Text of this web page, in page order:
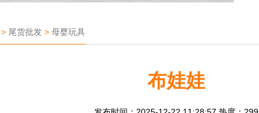
尾货批发> 母婴玩具
布娃娃